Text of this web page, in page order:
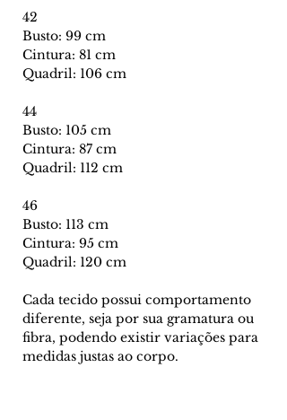
42
Busto: 99 cm
Cintura: 81 cm
Quadril: 106 cm
44
Busto: 105 cm
Cintura: 87 cm
Quadril: 112 cm
46
Busto: 113 cm
Cintura: 95 cm
Quadril: 120 cm
Cada tecido possui comportamento
diferente, seja por sua gramatura ou
fibra, podendo existir variações para
medidas justas ao corpo.